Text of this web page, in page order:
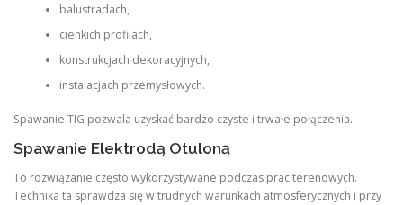
balustradach,
cienkich profilach,
konstrukcjach dekoracyjnych,
instalacjach przemysłowych.
Spawanie TIG pozwala uzyskać bardzo czyste i trwałe połączenia.
Spawanie Elektrodą Otuloną
To rozwiązanie często wykorzystywane podczas prac terenowych.
Technika ta sprawdza się w trudnych warunkach atmosferycznych i przy